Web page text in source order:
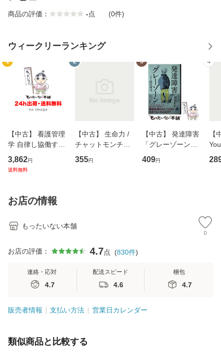
商品の評価： -点 (0件)
ウィークリーランキング
1
【中古】 看護管理
学 自律し協働する
専門職の看護マネ
ジメントスキル 改
恵 藤本幸三 / 南江
堂 [単行
3,862円
送料無料
2
【中古】 生命力 /
チャットモンチー /
キューンレコード
[CD]【メール便送
355円
3
【中古】 発達障害
「グレーゾーン」
その正しい理解と
克服法 (SB新書 57
409円
4
【
のが
お店の情報
もったいない本舗
0
お店の評価： 4.7点 (830件)
連絡・応対
4.7
配送スピード
4.6
梱包
4.7
販売者情報 支払い方法 営業日カレンダー
類似商品と比較する